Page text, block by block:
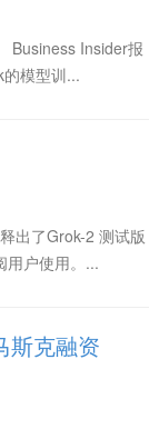
Business Insider报
模型训...
出了Grok-2 测试版
用户使用。...
斯克融资